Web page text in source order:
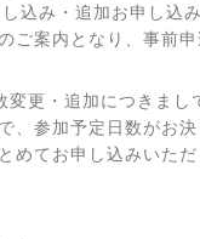
込み・追加お申し込
ご案内となり、事前
変更・追加につきまし
、参加予定日数がお
めてお申し込みいた